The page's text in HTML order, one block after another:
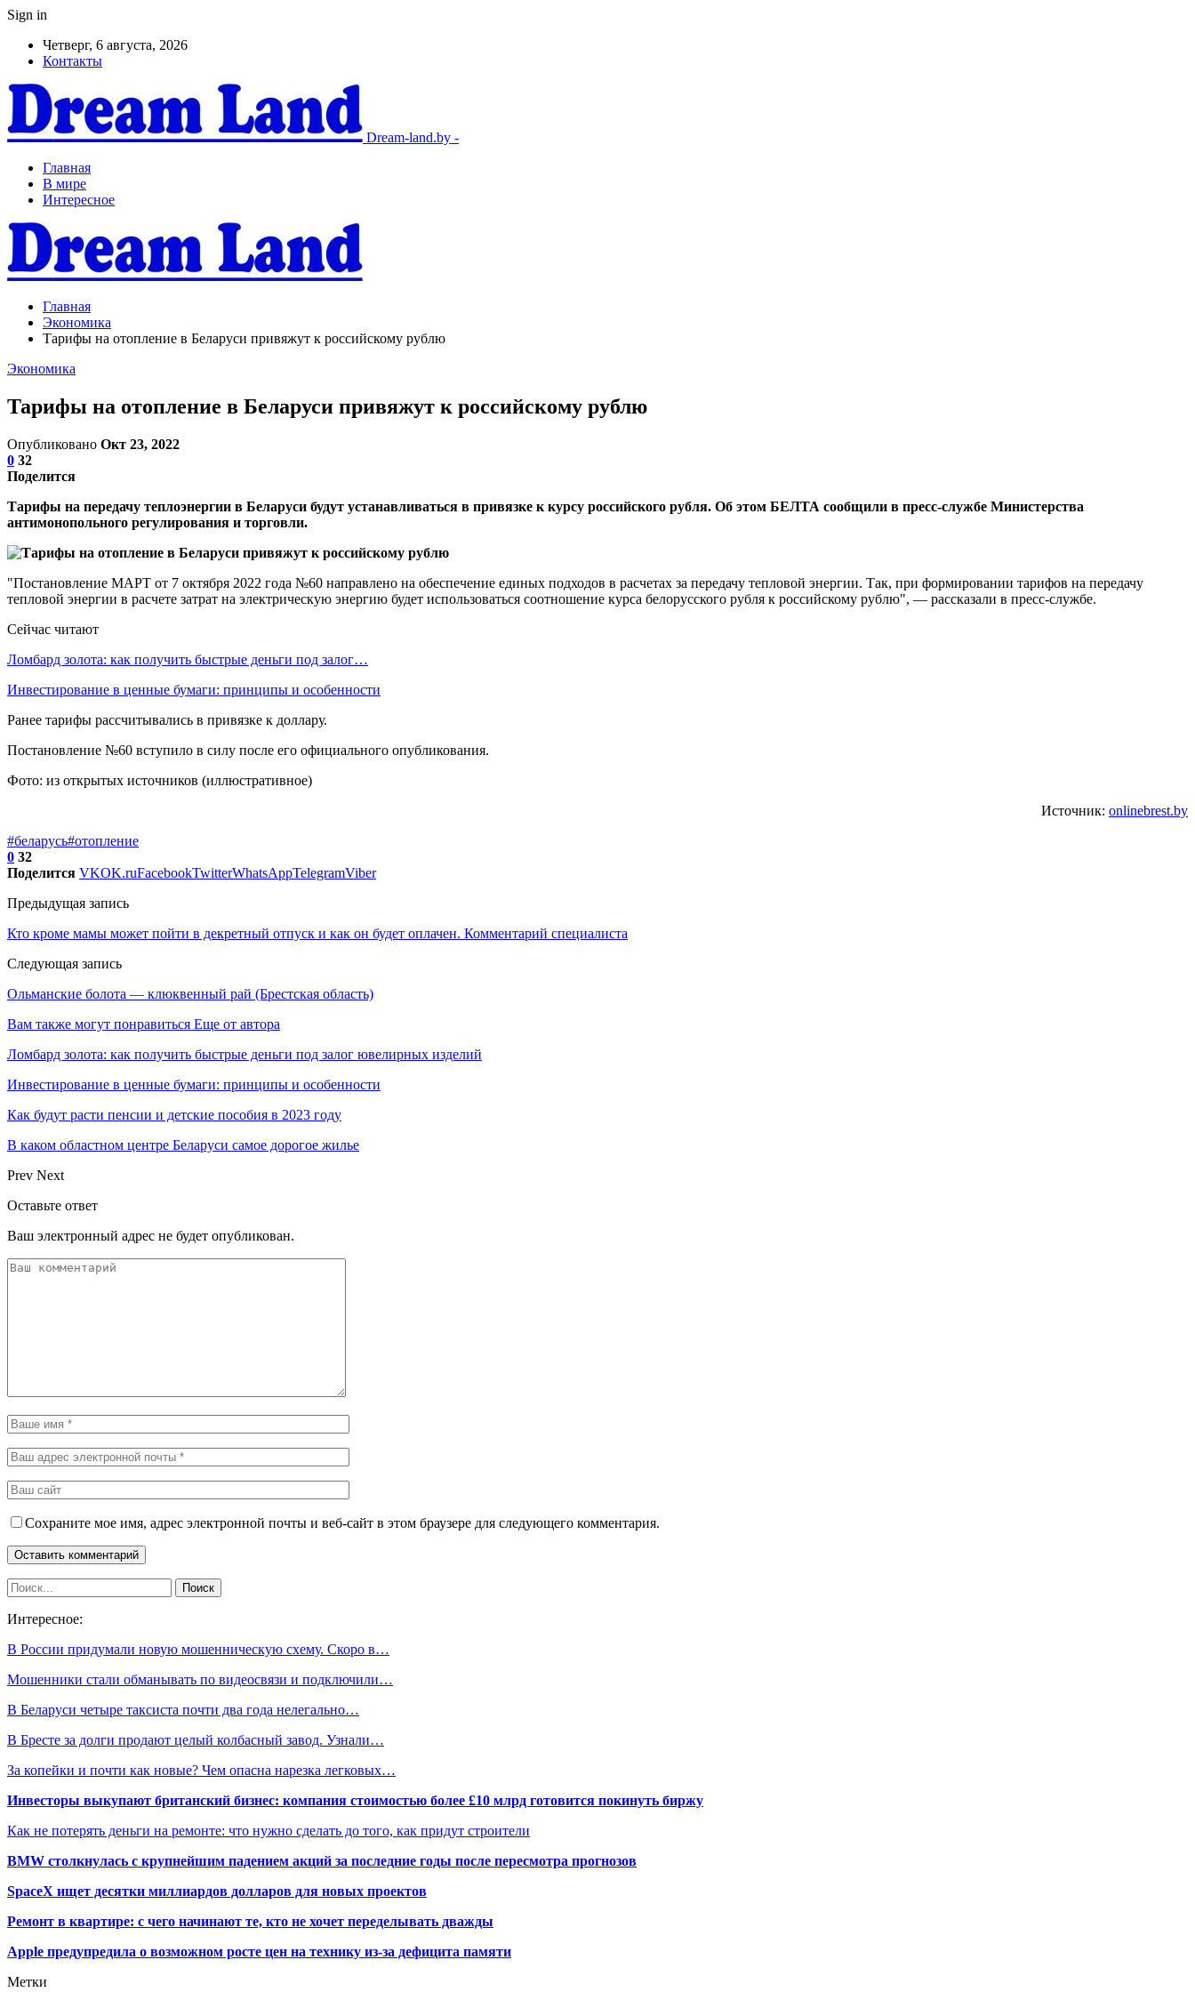
Sign in
Четверг, 6 августа, 2026
Контакты
Dream-land.by -
Главная
В мире
Интересное
Главная
Экономика
Тарифы на отопление в Беларуси привяжут к российскому рублю
Экономика
Тарифы на отопление в Беларуси привяжут к российскому рублю
Опубликовано Окт 23, 2022
0 32
Поделится
Тарифы на передачу теплоэнергии в Беларуси будут устанавливаться в привязке к курсу российского рубля. Об этом БЕЛТА сообщили в пресс-службе Министерства
антимонопольного регулирования и торговли.
"Постановление МАРТ от 7 октября 2022 года №60 направлено на обеспечение единых подходов в расчетах за передачу тепловой энергии. Так, при формировании тарифов на передачу
тепловой энергии в расчете затрат на электрическую энергию будет использоваться соотношение курса белорусского рубля к российскому рублю", — рассказали в пресс-службе.
Сейчас читают
Ломбард золота: как получить быстрые деньги под залог…
Инвестирование в ценные бумаги: принципы и особенности
Ранее тарифы рассчитывались в привязке к доллару.
Постановление №60 вступило в силу после его официального опубликования.
Фото: из открытых источников (иллюстративное)
Источник: onlinebrest.by
#беларусь#отопление
0 32
Поделится VKOK.ruFacebookTwitterWhatsAppTelegramViber
Предыдущая запись
Кто кроме мамы может пойти в декретный отпуск и как он будет оплачен. Комментарий специалиста
Следующая запись
Ольманские болота — клюквенный рай (Брестская область)
Вам также могут понравиться Еще от автора
Ломбард золота: как получить быстрые деньги под залог ювелирных изделий
Инвестирование в ценные бумаги: принципы и особенности
Как будут расти пенсии и детские пособия в 2023 году
В каком областном центре Беларуси самое дорогое жилье
Prev Next
Оставьте ответ
Ваш электронный адрес не будет опубликован.
Сохраните мое имя, адрес электронной почты и веб-сайт в этом браузере для следующего комментария.
Интересное:
В России придумали новую мошенническую схему. Скоро в…
Мошенники стали обманывать по видеосвязи и подключили…
В Беларуси четыре таксиста почти два года нелегально…
В Бресте за долги продают целый колбасный завод. Узнали…
За копейки и почти как новые? Чем опасна нарезка легковых…
Инвесторы выкупают британский бизнес: компания стоимостью более £10 млрд готовится покинуть биржу
Как не потерять деньги на ремонте: что нужно сделать до того, как придут строители
BMW столкнулась с крупнейшим падением акций за последние годы после пересмотра прогнозов
SpaceX ищет десятки миллиардов долларов для новых проектов
Ремонт в квартире: с чего начинают те, кто не хочет переделывать дважды
Apple предупредила о возможном росте цен на технику из-за дефицита памяти
Метки